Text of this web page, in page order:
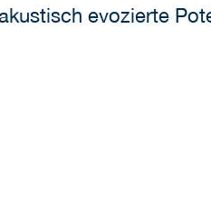
evozierte